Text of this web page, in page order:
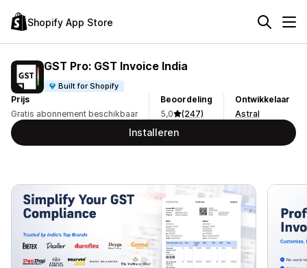
Shopify App Store
GST Pro: GST Invoice India
Built for Shopify
Prijs
Gratis abonnement beschikbaar
Beoordeling
5,0
(247)
Ontwikkelaar
Astral
Installeren